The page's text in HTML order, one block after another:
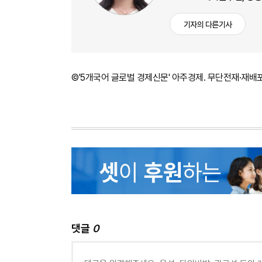
기자의 다른기사
©'5개국어 글로벌 경제신문' 아주경제. 무단전재·재배
댓글 0